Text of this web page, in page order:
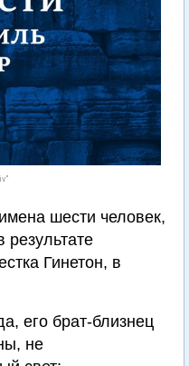
шести человек,
результате
Гинетон, в
его брат-близнец
не